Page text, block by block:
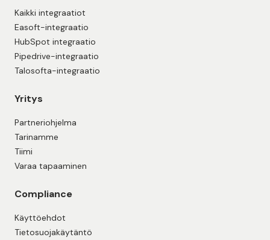
Kaikki integraatiot
Easoft-integraatio
HubSpot integraatio
Pipedrive-integraatio
Talosofta-integraatio
Yritys
Partneriohjelma
Tarinamme
Tiimi
Varaa tapaaminen
Compliance
Käyttöehdot
Tietosuojakäytäntö